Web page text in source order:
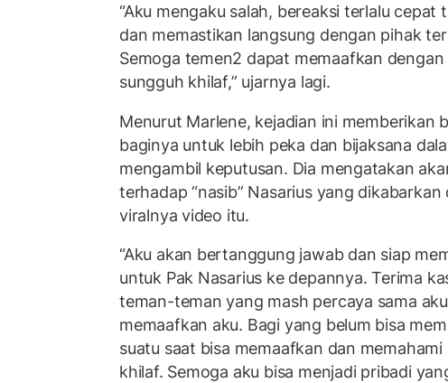
“Aku mengaku salah, bereaksi terlalu cepat
dan memastikan langsung dengan pihak
Semoga temen2 dapat memaafkan
sungguh khilaf,” ujarnya lagi.
Menurut Marlene, kejadian ini memberikan
baginya untuk lebih peka dan bijaksana
mengambil keputusan. Dia mengatakan
terhadap “nasib” Nasarius yang
viralnya video itu.
“Aku akan bertanggung jawab dan siap
untuk Pak Nasarius ke depannya. Terima
teman-teman yang mash percaya sama
memaafkan aku. Bagi yang belum bisa
suatu saat bisa memaafkan dan
khilaf. Semoga aku bisa menjadi pribadi